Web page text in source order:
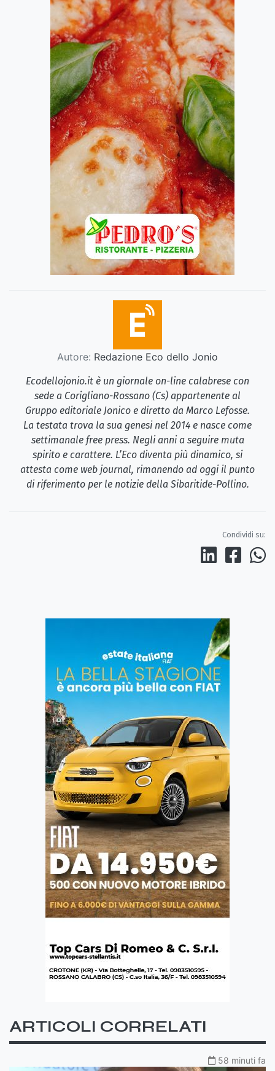
Autore: Redazione Eco dello Jonio
Ecodellojonio.it è un giornale on-line calabrese con
sede a Corigliano-Rossano (Cs) appartenente al
Gruppo editoriale Jonico e diretto da Marco Lefosse.
La testata trova la sua genesi nel 2014 e nasce come
settimanale free press. Negli anni a seguire muta
spirito e carattere. L’Eco diventa più dinamico, si
attesta come web journal, rimanendo ad oggi il punto
di riferimento per le notizie della Sibaritide-Pollino.
Condividi su:
ARTICOLI CORRELATI
58 minuti fa